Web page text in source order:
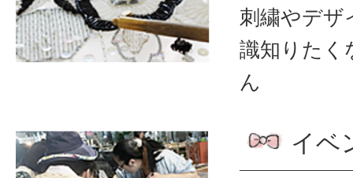
刺繍やデザ
識知りたく
ん
イベ